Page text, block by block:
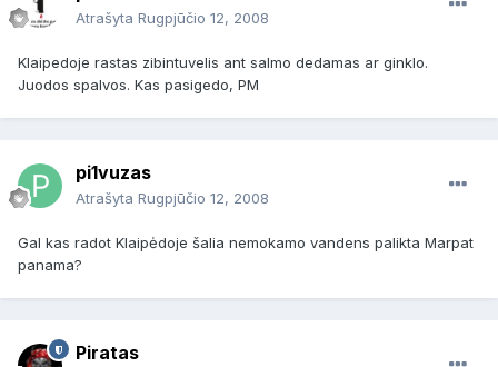
Atrašyta Rugpjūčio 12, 2008
Klaipedoje rastas zibintuvelis ant salmo dedamas ar ginklo.
Juodos spalvos. Kas pasigedo, PM
pi1vuzas
Atrašyta Rugpjūčio 12, 2008
Gal kas radot Klaipėdoje šalia nemokamo vandens palikta Marpat
panama?
Piratas